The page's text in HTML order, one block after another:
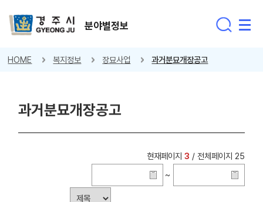
분야별정보
HOME 복지정보 장묘사업 과거분묘개장공고
과거분묘개장공고
현재페이지 3 / 전체페이지 25
~